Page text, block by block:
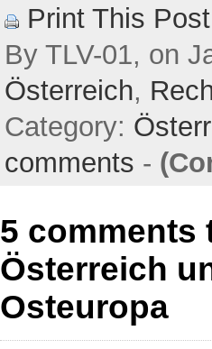
Print This Post
By TLV-01, on
Österreich,
Category:
comments -
5 comments
Österreich
Osteuropa